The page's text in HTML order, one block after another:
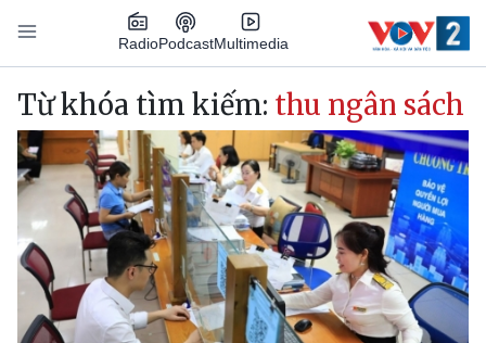
Nhảy đến nội dung
RadioPodcastMultimedia
Main navigation
Từ khóa tìm kiếm: thu ngân sách